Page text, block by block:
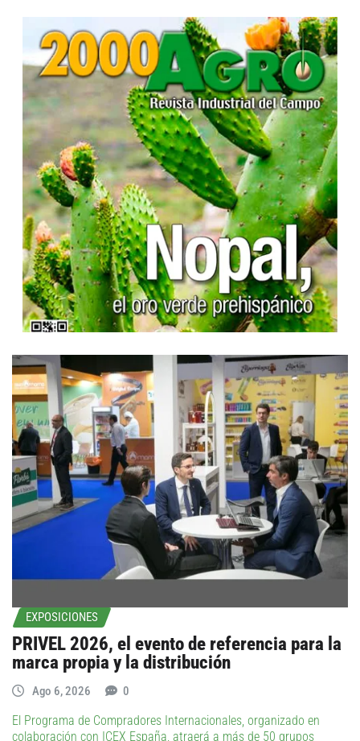
EXPOSICIONES
PRIVEL 2026, el evento de referencia para la
marca propia y la distribución
Ago 6, 2026 0
El Programa de Compradores Internacionales, organizado en
colaboración con ICEX España, atraerá a más de 50 grupos